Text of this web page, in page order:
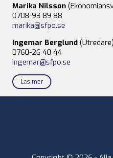
Marika Nilsson
0708-93 89 88
marika@sfpo.se
Ingemar Berglund (Utredare)
0760-26 40 44
ingemar@sfpo.se
Läs mer